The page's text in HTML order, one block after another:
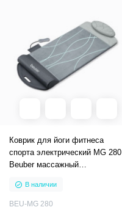
Коврик для йоги фитнеса
спорта электрический MG 280
Beuber массажный
В наличии
BEU-MG 280